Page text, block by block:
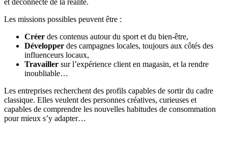
Les missions possibles peuvent être :
Créer des contenus autour du sport et du bien-être,
Développer des campagnes locales, toujours aux côtés des
influenceurs locaux,
Travailler sur l’expérience client en magasin, et la rendre
inoubliable…
Les entreprises recherchent des profils capables de sortir du cadre
classique. Elles veulent des personnes créatives, curieuses et
capables de comprendre les nouvelles habitudes de consommation
pour mieux s’y adapter…